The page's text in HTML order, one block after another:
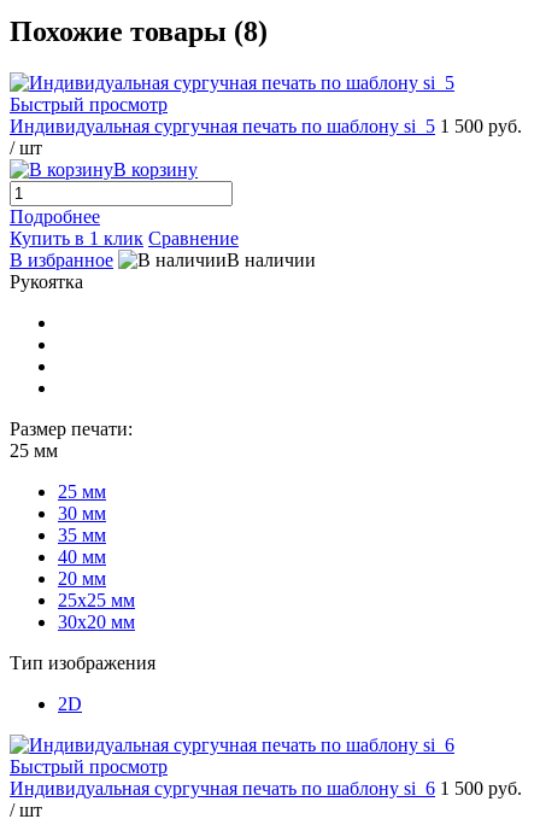
Похожие товары (8)
Быстрый просмотр
Индивидуальная сургучная печать по шаблону si_5 1 500 руб.
/ шт
В корзину
Подробнее
Купить в 1 клик Сравнение
В избранное
В наличии
Рукоятка
Размер печати:
25 мм
25 мм
30 мм
35 мм
40 мм
20 мм
25х25 мм
30х20 мм
Тип изображения
2D
Быстрый просмотр
Индивидуальная сургучная печать по шаблону si_6 1 500 руб.
/ шт